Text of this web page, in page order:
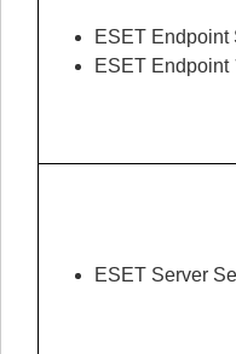
ESET Endpoint
ESET Endpoint
ESET Server